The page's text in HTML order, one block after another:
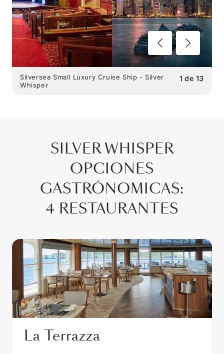
1 de 13
Silversea Small Luxury Cruise Ship - Silver
Whisper
SILVER WHISPER
OPCIONES
GASTRÓNOMICAS:
4 RESTAURANTES
La Terrazza